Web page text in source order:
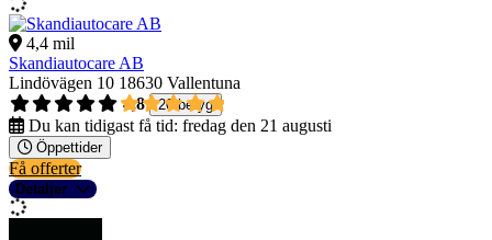
4,4 mil
Skandiautocare AB
Lindövägen 10 18630 Vallentuna
4,8
20 betyg
Du kan tidigast få tid: fredag den 21 augusti
Öppettider
Få offerter
Detaljer